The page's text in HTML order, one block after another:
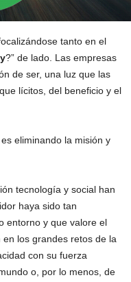
tanto en el
?” de lado. Las empresas
de ser, una luz que las
lícitos, del beneficio y el
eliminando la misión y
tecnología y social han
haya sido tan
entorno y que valore el
los grandes retos de la
con su fuerza
o, por lo menos, de